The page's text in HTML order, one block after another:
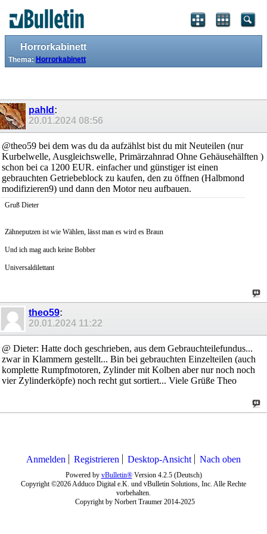
Horrorkabinett
Thema: Horrorkabinett
pahld :
20.01.2024 08:56
@theo59 bei dem was du da aufzählst bist du mit Neuteilen (nur
Kurbelwelle, Ausgleichswelle, Primärzahnrad Ohne Gehäusehälften )
schon bei ca 1200 EUR. einfacher und günstiger ist einen
gebrauchten Getriebeblock zu kaufen, den zu öffnen (Halbmond
modifizieren9) und dann den Motor neu aufbauen.
Gruß Dieter
Zähneputzen ist wie Wählen, lässt man es wird es Braun
Und ich mag auch keine Bobber
Universaldilettant
theo59:
20.01.2024 11:22
@ Dieter: Hatte doch geschrieben, aus dem Gebrauchteilefundus...
zwar in Klammern gestellt... Bin bei gebrauchten Einzelteilen (auch
komplette Rumpfmotoren, Zylinder mit Kolben aber nur noch noch
vier Zylinderköpfe) noch recht gut sortiert... Viele Grüße Theo
Anmelden Registrieren Desktop-Ansicht Nach oben
Powered by vBulletin®Version 4.2.5 (Deutsch)
Copyright ©2026 Adduco Digital e.K. und vBulletin Solutions, Inc. Alle Rechte
vorbehalten.
Copyright by Norbert Traumer 2014-2025